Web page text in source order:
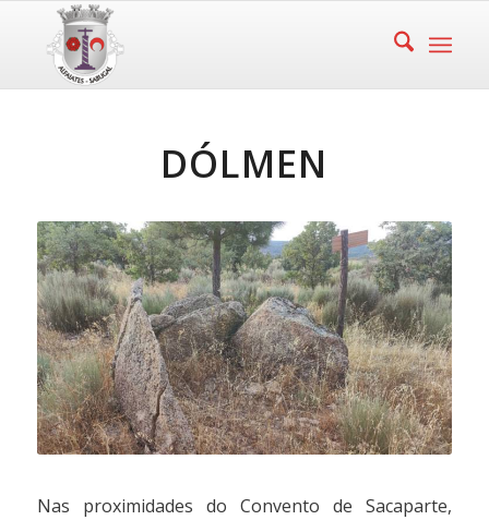
DÓLMEN
Nas proximidades do Convento de Sacaparte,